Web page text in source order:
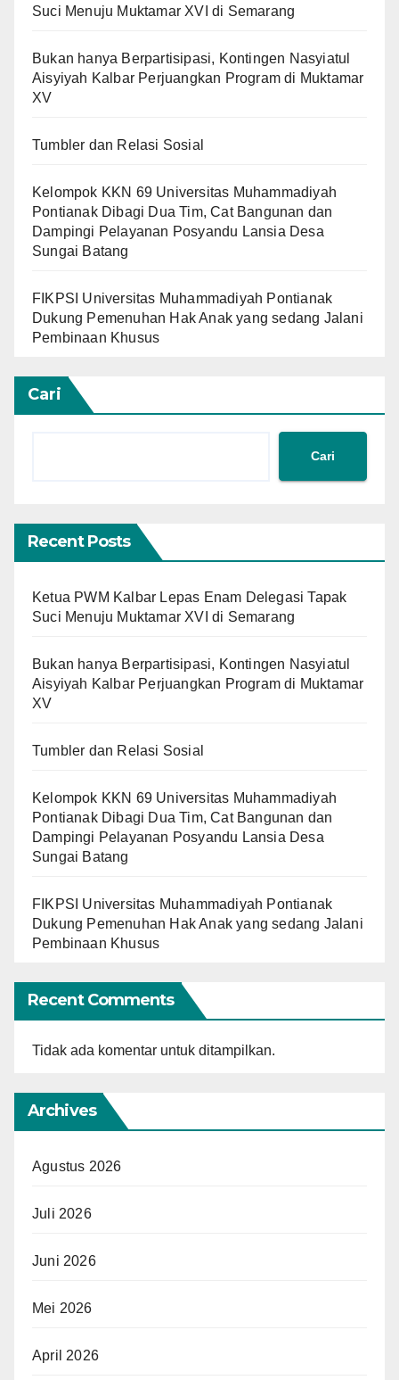
Suci Menuju Muktamar XVI di Semarang
Bukan hanya Berpartisipasi, Kontingen Nasyiatul
Aisyiyah Kalbar Perjuangkan Program di Muktamar
XV
Tumbler dan Relasi Sosial
Kelompok KKN 69 Universitas Muhammadiyah
Pontianak Dibagi Dua Tim, Cat Bangunan dan
Dampingi Pelayanan Posyandu Lansia Desa
Sungai Batang
FIKPSI Universitas Muhammadiyah Pontianak
Dukung Pemenuhan Hak Anak yang sedang Jalani
Pembinaan Khusus
Cari
Cari
Recent Posts
Ketua PWM Kalbar Lepas Enam Delegasi Tapak
Suci Menuju Muktamar XVI di Semarang
Bukan hanya Berpartisipasi, Kontingen Nasyiatul
Aisyiyah Kalbar Perjuangkan Program di Muktamar
XV
Tumbler dan Relasi Sosial
Kelompok KKN 69 Universitas Muhammadiyah
Pontianak Dibagi Dua Tim, Cat Bangunan dan
Dampingi Pelayanan Posyandu Lansia Desa
Sungai Batang
FIKPSI Universitas Muhammadiyah Pontianak
Dukung Pemenuhan Hak Anak yang sedang Jalani
Pembinaan Khusus
Recent Comments
Tidak ada komentar untuk ditampilkan.
Archives
Agustus 2026
Juli 2026
Juni 2026
Mei 2026
April 2026